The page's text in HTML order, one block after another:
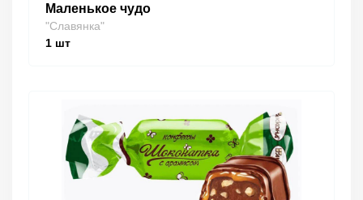
Маленькое чудо
"Славянка"
1 шт